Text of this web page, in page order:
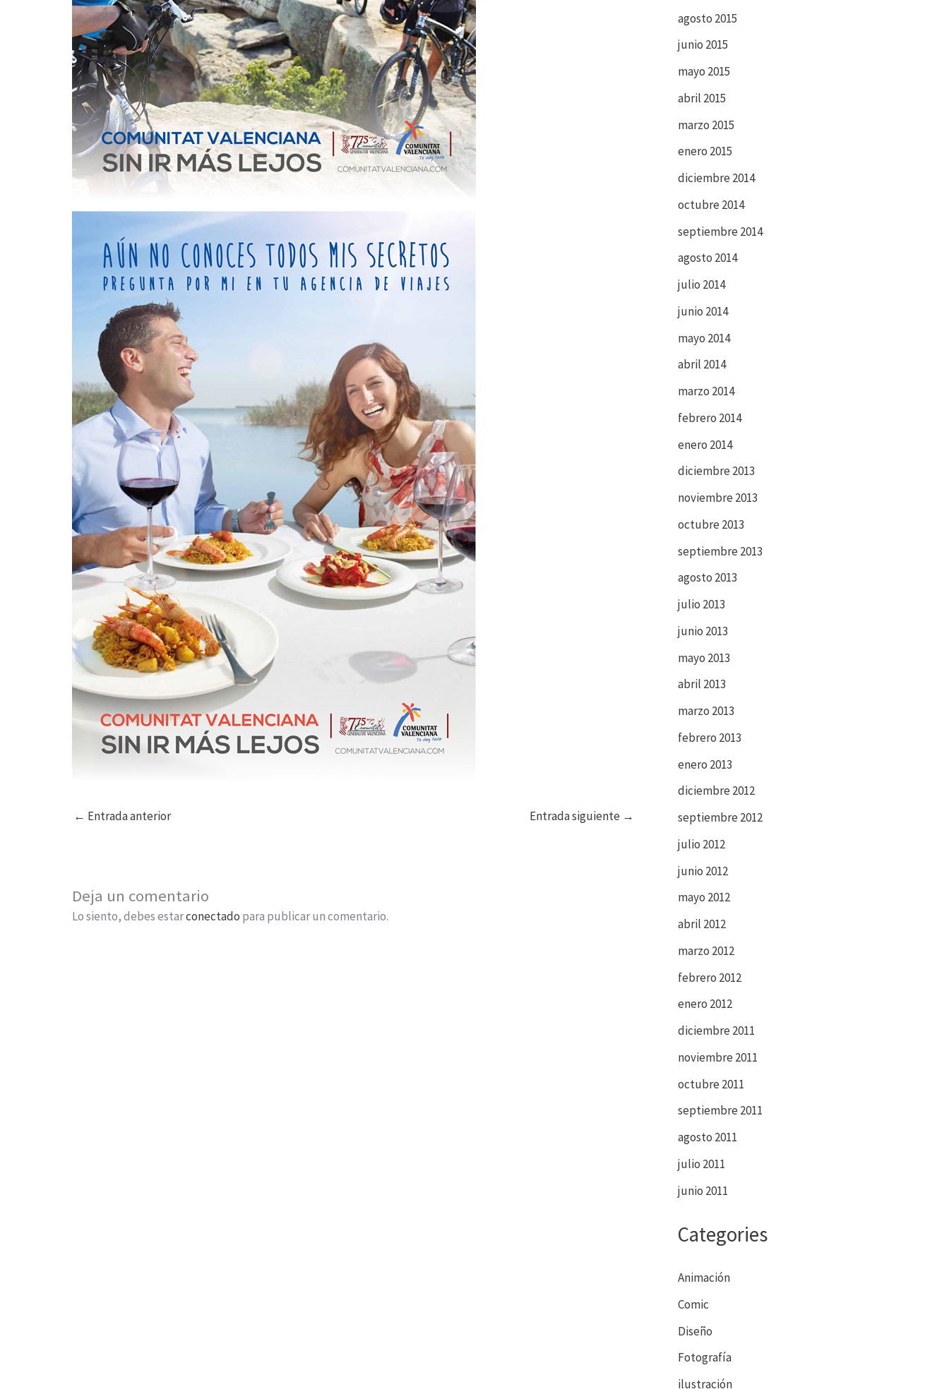
← Entrada anterior Entrada siguiente →
Deja un comentario
Lo siento, debes estarconectado para publicar un comentario.
agosto 2015
junio 2015
mayo 2015
abril 2015
marzo 2015
enero 2015
diciembre 2014
octubre 2014
septiembre 2014
agosto 2014
julio 2014
junio 2014
mayo 2014
abril 2014
marzo 2014
febrero 2014
enero 2014
diciembre 2013
noviembre 2013
octubre 2013
septiembre 2013
agosto 2013
julio 2013
junio 2013
mayo 2013
abril 2013
marzo 2013
febrero 2013
enero 2013
diciembre 2012
septiembre 2012
julio 2012
junio 2012
mayo 2012
abril 2012
marzo 2012
febrero 2012
enero 2012
diciembre 2011
noviembre 2011
octubre 2011
septiembre 2011
agosto 2011
julio 2011
junio 2011
Categories
Animación
Comic
Diseño
Fotografía
ilustración